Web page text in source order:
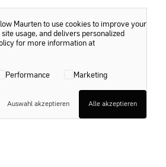
Maurten to use cookies to improve your
usage, and delivers personalized
for more information at
Performance Marketing